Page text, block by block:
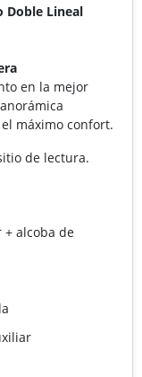
Doble Lineal
en la mejor
máximo confort.
de lectura.
+ alcoba de